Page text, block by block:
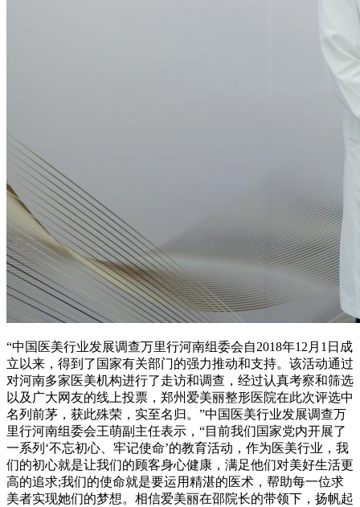
“中国医美行业发展调查万里行河南组委会自2018年12月1日成
立以来，得到了国家有关部门的强力推动和支持。该活动通过
对河南多家医美机构进行了走访和调查，经过认真考察和筛选
以及广大网友的线上投票，郑州爱美丽整形医院在此次评选中
名列前茅，获此殊荣，实至名归。”中国医美行业发展调查万
里行河南组委会王萌副主任表示，“目前我们国家党内开展了
一系列‘不忘初心、牢记使命’的教育活动，作为医美行业，我
们的初心就是让我们的顾客身心健康，满足他们对美好生活更
高的追求;我们的使命就是要运用精湛的医术，帮助每一位求
美者实现她们的梦想。相信爱美丽在邵院长的带领下，扬帆起